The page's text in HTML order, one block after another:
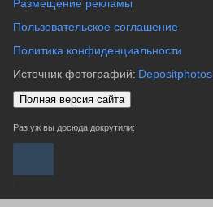
Размещение рекламы
Пользовательское соглашение
Политика конфиденциальности
Источник фотографий: Depositphotos
Полная версия сайта
Раз уж вы досюда докрутили: